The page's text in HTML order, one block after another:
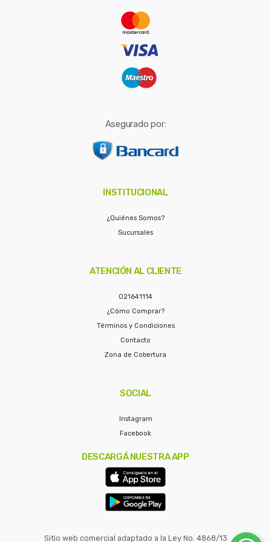
Asegurado por:
INSTITUCIONAL
¿Quiénes Somos?
Sucursales
ATENCIÓN AL CLIENTE
021641114
¿Cómo Comprar?
Términos y Condiciones
Contacto
Zona de Cobertura
SOCIAL
Instagram
Facebook
DESCARGÁ NUESTRA APP
Sitio web comercial adaptado a la Ley No. 4868/13